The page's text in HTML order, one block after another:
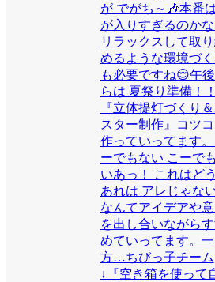
が でがち～🎶本番
が入りすぎるのかな
リラックスして取
めるような環境づく
も必要ですね😌午
らは 夏祭り準備！！
『立体提灯づくり
スター制作』コツ
作っていってます
ーでもない こーで
いあっ！ これはど
あれは アレじゃな
なんてアイデアや
を出し合いながら
めていってます。一
方…ちびっ子チーム
↓『空き箱を使って